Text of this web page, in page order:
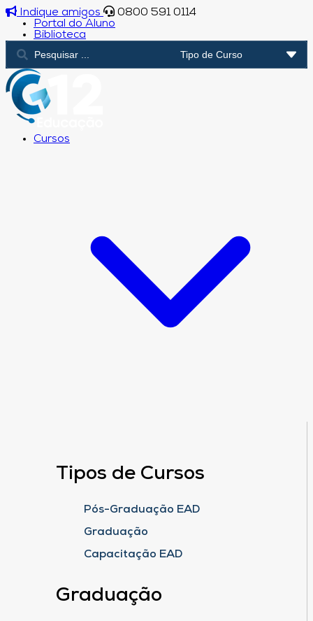
Indique amigos
0800 591 0114
Portal do Aluno
Biblioteca
Cursos
Tipos de Cursos
Pós-Graduação EAD
Graduação
Capacitação EAD
Graduação